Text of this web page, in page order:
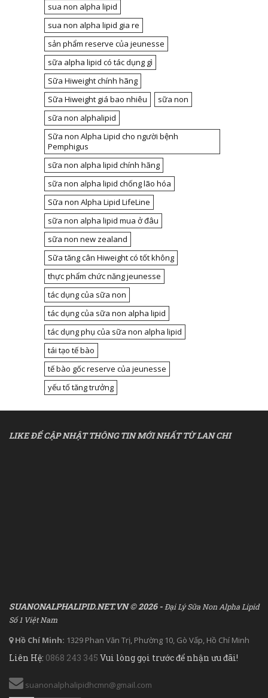
sua non alpha lipid
sua non alpha lipid gia re
sản phẩm reserve của jeunesse
sữa alpha lipid có tác dụng gì
Sữa Hiweight chính hãng
Sữa Hiweight giá bao nhiêu
sữa non
sữa non alphalipid
Sữa non Alpha Lipid cho người bệnh
Pemphigus
sữa non alpha lipid chính hãng
sữa non alpha lipid chống lão hóa
Sữa non Alpha Lipid LifeLine
sữa non alpha lipid mua ở đâu
sữa non new zealand
Sữa tăng cân Hiweight có tốt không
thực phẩm chức năng jeunesse
tác dụng của sữa non
tác dụng của sữa non alpha lipid
tác dụng phụ của sữa non alpha lipid
tái tạo tế bào
tế bào gốc reserve của jeunesse
yếu tố tăng trưởng
LIKE ĐỂ CẬP NHẬT THÔNG TIN MỚI NHẤT TỪ LAN CHI
SUANONALPHALIPID.NET.VN © 2026 -Đại Lý Sữa Non Alpha Lipid
Số 1 Việt Nam
Hồ Chí Minh: 1329 Phan Văn Trị, Phường 10, Gò Vấp, Hồ Chí Minh
Liên Hệ: 0868 243 345 Vui lòng gọi trước để nhận ưu đãi!
suanonalphalipidhcmn@gmail.com